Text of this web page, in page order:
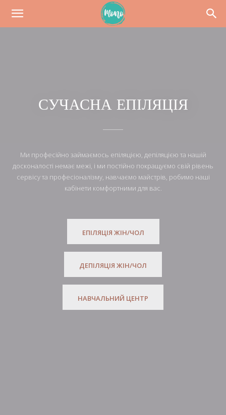
СУЧАСНА ЕПІЛЯЦІЯ
Ми професійно займаємось епіляцією, депіляцією та нашій
досконалості немає межі, і ми постійно покращуємо свій рівень
сервісу та професіоналізму, навчаємо майстрів, робимо наші
кабінети комфортними для вас.
ЕПІЛЯЦІЯ ЖІН/ЧОЛ
ДЕПІЛЯЦІЯ ЖІН/ЧОЛ
НАВЧАЛЬНИЙ ЦЕНТР